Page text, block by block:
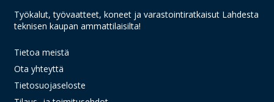
Työkalut, työvaatteet, koneet ja varastointiratkaisut Lahdesta
teknisen kaupan ammattilaisilta!
Tietoa meistä
Ota yhteyttä
Tietosuojaseloste